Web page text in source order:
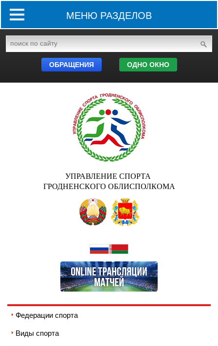
МЕНЮ РАЗДЕЛОВ
ОБРАЩЕНИЯ ОДНО ОКНО
УПРАВЛЕНИЕ СПОРТА
ГРОДНЕНСКОГО ОБЛИСПОЛКОМА
Федерации спорта
Виды спорта